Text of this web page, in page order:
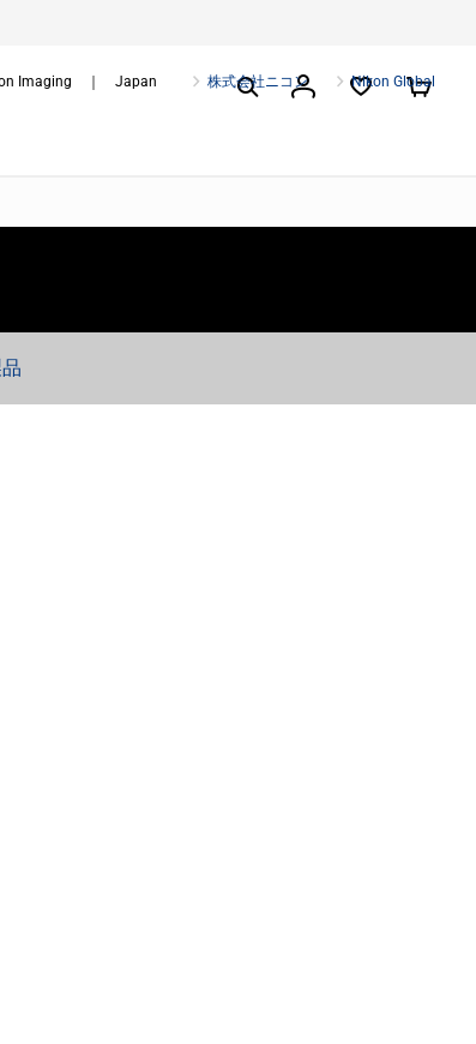
Imaging ｜ Japan 株式会社ニコン Nikon Global